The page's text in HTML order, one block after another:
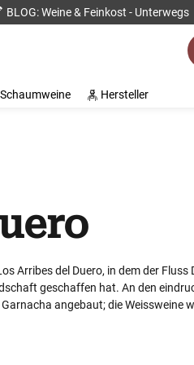
BLOG: Weine & Feinkost - Unterwegs
Schaumweine Hersteller
Arribes del Duero, in dem der Fluss
geschaffen hat. An den
angebaut; die Weissweine